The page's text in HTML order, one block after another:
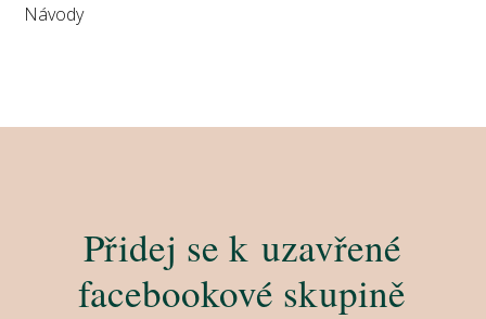
Návody
Přidej se k uzavřené
facebookové skupině